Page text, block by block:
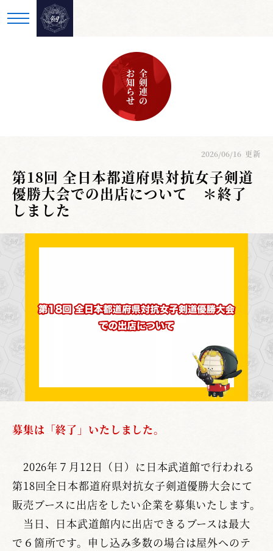
全剣連の
お知らせ
2026/06/16 更新
第18回 全日本都道府県対抗女子剣道
優勝大会での出店について ＊終了
しました
募集は「終了」いたしました。
2026年７月12日（日）に日本武道館で行われる
第18回全日本都道府県対抗女子剣道優勝大会にて
販売ブースに出店をしたい企業を募集いたします。
当日、日本武道館内に出店できるブースは最大
で６箇所です。申し込み多数の場合は屋外へのテ